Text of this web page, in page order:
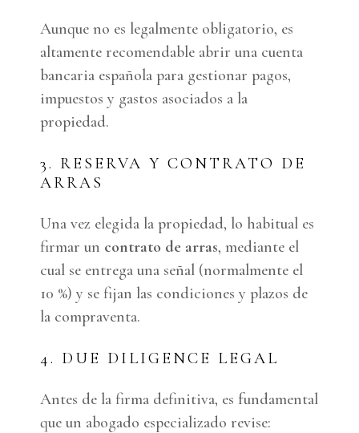
Aunque no es legalmente obligatorio, es
altamente recomendable abrir una cuenta
bancaria española para gestionar pagos,
impuestos y gastos asociados a la
propiedad.
3. RESERVA Y CONTRATO DE
ARRAS
Una vez elegida la propiedad, lo habitual es
firmar un contrato de arras, mediante el
cual se entrega una señal (normalmente el
10 %) y se fijan las condiciones y plazos de
la compraventa.
4. DUE DILIGENCE LEGAL
Antes de la firma definitiva, es fundamental
que un abogado especializado revise: